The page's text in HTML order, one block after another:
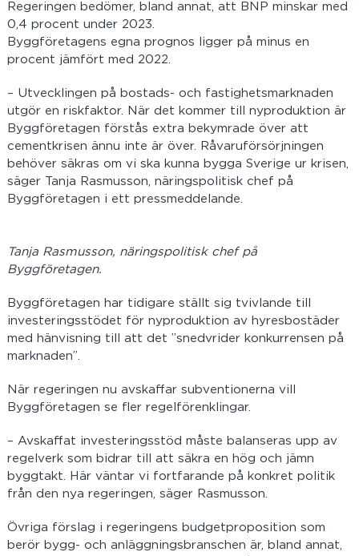
Regeringen bedömer, bland annat, att BNP minskar med
0,4 procent under 2023.
Byggföretagens egna prognos ligger på minus en
procent jämfört med 2022.
– Utvecklingen på bostads- och fastighetsmarknaden
utgör en riskfaktor. När det kommer till nyproduktion är
Byggföretagen förstås extra bekymrade över att
cementkrisen ännu inte är över. Råvaruförsörjningen
behöver säkras om vi ska kunna bygga Sverige ur krisen,
säger Tanja Rasmusson, näringspolitisk chef på
Byggföretagen i ett pressmeddelande.
Tanja Rasmusson, näringspolitisk chef på
Byggföretagen.
Byggföretagen har tidigare ställt sig tvivlande till
investeringsstödet för nyproduktion av hyresbostäder
med hänvisning till att det ”snedvrider konkurrensen på
marknaden”.
När regeringen nu avskaffar subventionerna vill
Byggföretagen se fler regelförenklingar.
– Avskaffat investeringsstöd måste balanseras upp av
regelverk som bidrar till att säkra en hög och jämn
byggtakt. Här väntar vi fortfarande på konkret politik
från den nya regeringen, säger Rasmusson.
Övriga förslag i regeringens budgetproposition som
berör bygg- och anläggningsbranschen är, bland annat,